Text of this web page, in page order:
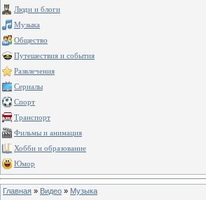
Люди и блоги
Музыка
Общество
Путешествия и события
Развлечения
Сериалы
Спорт
Транспорт
Фильмы и анимация
Хобби и образование
Юмор
Главная » Видео » Музыка